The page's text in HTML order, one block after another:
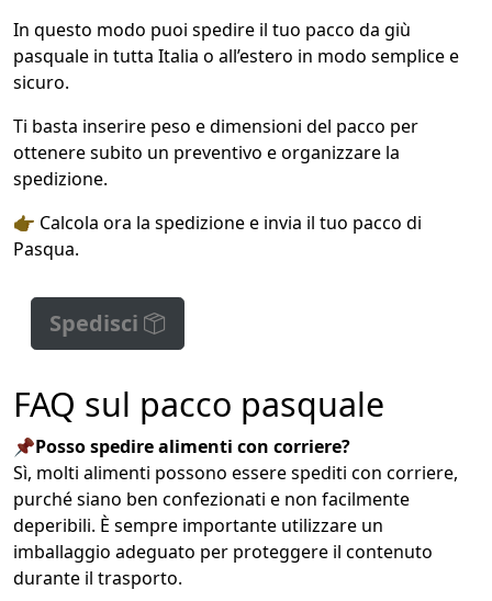
In questo modo puoi spedire il tuo pacco da giù
pasquale in tutta Italia o all’estero in modo semplice e
sicuro.
Ti basta inserire peso e dimensioni del pacco per
ottenere subito un preventivo e organizzare la
spedizione.
👉 Calcola ora la spedizione e invia il tuo pacco di
Pasqua.
Spedisci
FAQ sul pacco pasquale
📌Posso spedire alimenti con corriere?
Sì, molti alimenti possono essere spediti con corriere,
purché siano ben confezionati e non facilmente
deperibili. È sempre importante utilizzare un
imballaggio adeguato per proteggere il contenuto
durante il trasporto.